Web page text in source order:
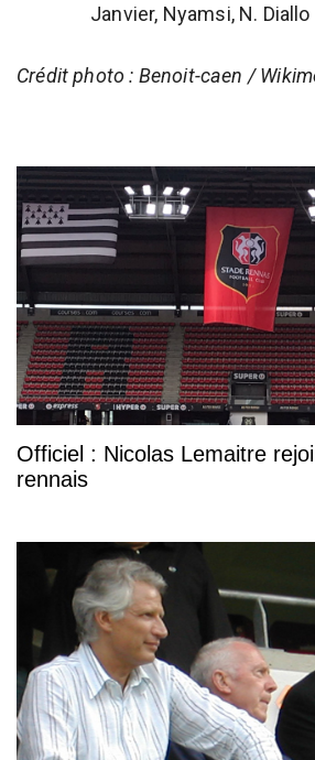
Janvier, Nyamsi, N. Diallo
Crédit photo : Benoit-caen /
Officiel : Nicolas Lemaitre
rennais